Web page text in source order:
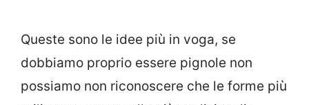
Queste sono le idee più in voga, se
dobbiamo proprio essere pignole non
possiamo non riconoscere che le forme più